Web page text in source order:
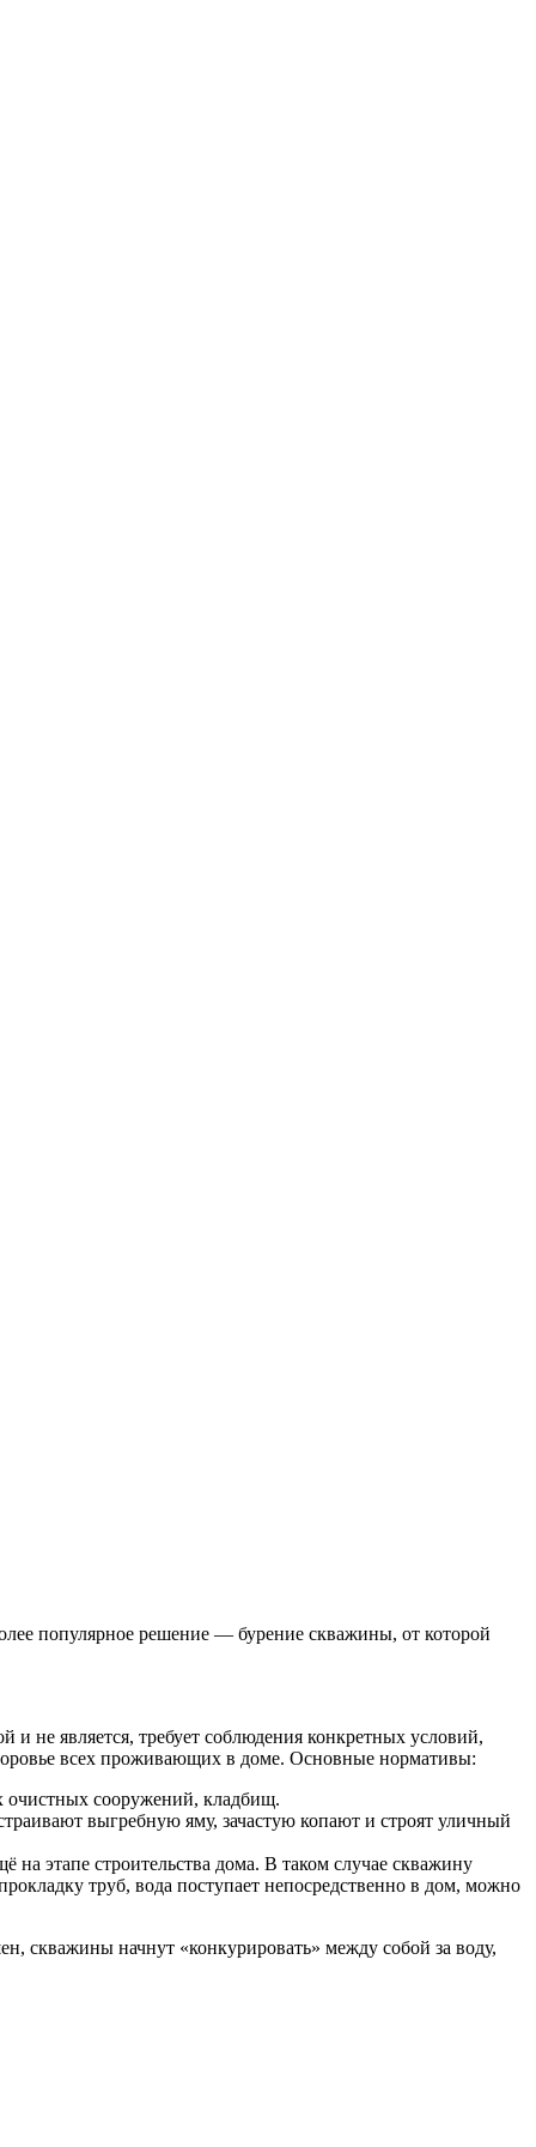
популярное решение — бурение скважины, от которой
и не является, требует соблюдения конкретных условий,
всех проживающих в доме. Основные нормативы:
очистных сооружений, кладбищ.
выгребную яму, зачастую копают и строят уличный
этапе строительства дома. В таком случае скважину
труб, вода поступает непосредственно в дом, можно
скважины начнут «конкурировать» между собой за воду,